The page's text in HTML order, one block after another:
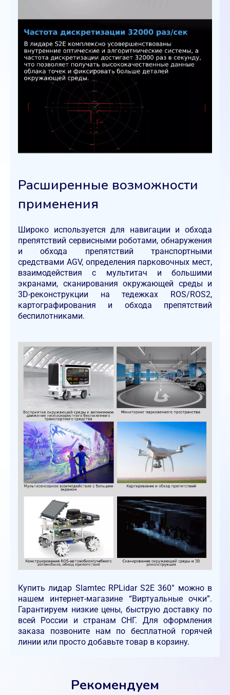
Расширенные возможности
применения
Широко используется для навигации и обхода
препятствий сервисными роботами, обнаружения
и обхода препятствий транспортными
средствами AGV, определения парковочных мест,
взаимодействия с мультитач и большими
экранами, сканирования окружающей среды и
3D-реконструкции на тедежках ROS/ROS2,
картографирования и обхода препятствий
беспилотниками.
Купить лидар Slamtec RPLidar S2E 360° можно в
нашем интернет-магазине “Виртуальные очки”.
Гарантируем низкие цены, быструю доставку по
всей России и странам СНГ. Для оформления
заказа позвоните нам по бесплатной горячей
линии или просто добавьте товар в корзину.
Рекомендуем